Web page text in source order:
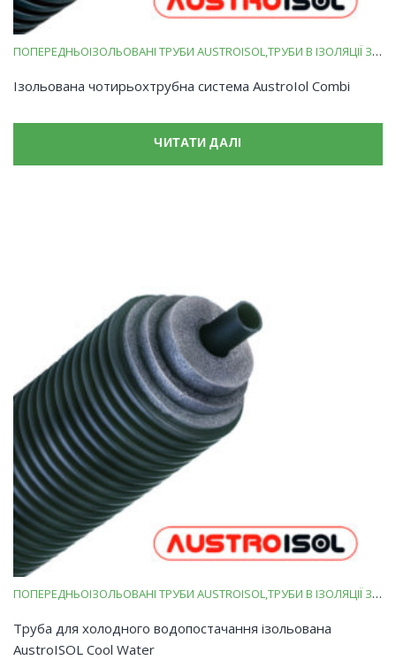
ПОПЕРЕДНЬОІЗОЛЬОВАНІ ТРУБИ AUSTROISOLТРУБИ В ІЗОЛЯЦІЇ ЗІ ВСПІНЕНОГО ПОЛІЕТИЛЕНУ
Ізольована чотирьохтрубна система AustroIol Combi
ЧИТАТИ ДАЛІ
ПОПЕРЕДНЬОІЗОЛЬОВАНІ ТРУБИ AUSTROISOLТРУБИ В ІЗОЛЯЦІЇ ЗІ ВСПІНЕНОГО ПОЛІЕТИЛЕНУ
Труба для холодного водопостачання ізольована
AustroISOL Cool Water